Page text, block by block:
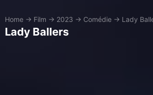
Home → Film → 2023 → Comédie → Lady
Lady Ballers